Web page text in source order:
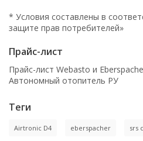
* Условия составлены в
защите прав потребителей»
Прайс-лист
Прайс-лист Webasto и
Автономный отопитель РУ
Теги
Airtronic D4 eberspacher srs